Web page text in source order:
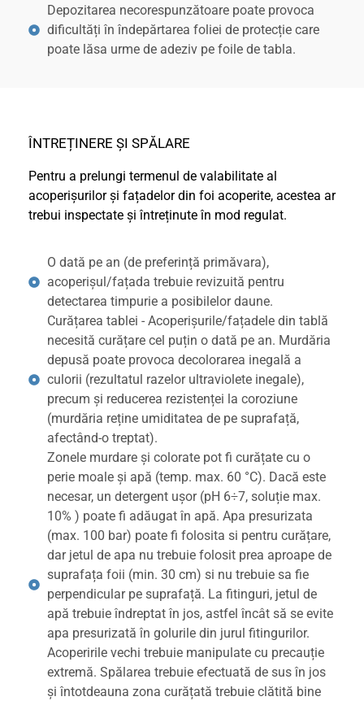
Depozitarea necorespunzătoare poate provoca
dificultăți în îndepărtarea foliei de protecție care
poate lăsa urme de adeziv pe foile de tabla.
ÎNTREȚINERE ȘI SPĂLARE
Pentru a prelungi termenul de valabilitate al
acoperișurilor și fațadelor din foi acoperite, acestea ar
trebui inspectate și întreținute în mod regulat.
O dată pe an (de preferință primăvara),
acoperișul/fațada trebuie revizuită pentru
detectarea timpurie a posibilelor daune.
Curățarea tablei - Acoperișurile/fațadele din tablă
necesită curățare cel puțin o dată pe an. Murdăria
depusă poate provoca decolorarea inegală a
culorii (rezultatul razelor ultraviolete inegale),
precum și reducerea rezistenței la coroziune
(murdăria reține umiditatea de pe suprafață,
afectând-o treptat).
Zonele murdare și colorate pot fi curățate cu o
perie moale și apă (temp. max. 60 °C). Dacă este
necesar, un detergent ușor (pH 6÷7, soluție max.
10% ) poate fi adăugat în apă. Apa presurizata
(max. 100 bar) poate fi folosita si pentru curățare,
dar jetul de apa nu trebuie folosit prea aproape de
suprafața foii (min. 30 cm) si nu trebuie sa fie
perpendicular pe suprafață. La fitinguri, jetul de
apă trebuie îndreptat în jos, astfel încât să se evite
apa presurizată în golurile din jurul fitingurilor.
Acoperirile vechi trebuie manipulate cu precauție
extremă. Spălarea trebuie efectuată de sus în jos
și întotdeauna zona curățată trebuie clătită bine